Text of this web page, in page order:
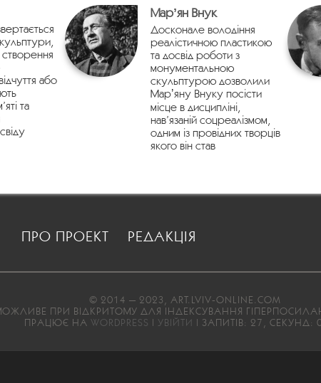
або
та
Марʼян Внук
Досконале володіння
реалістичною пластикою
та досвід роботи з
монументальною
скульптурою дозволили
Марʼяну Внуку посісти
місце в дисципліні,
нав’язаній соцреалізмом,
одним із провідних творців
якого він став
ПРО ПРОЕКТ РЕДАКЦІЯ
© 2014 — 2023, ART.LVIV-ONLINE.COM
ПРИ ВІДКРИТОМУ ДЛЯ ІНДЕКСУВАННЯ
ПРАЦЮЄ НА WORDPRESS | УВІЙТИ | ЗАПИТІВ: 27, СЕКУНД: